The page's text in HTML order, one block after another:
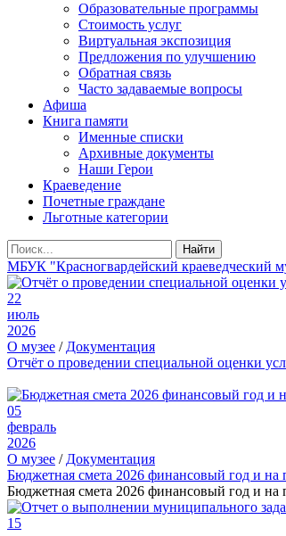
Образовательные программы
Стоимость услуг
Виртуальная экспозиция
Предложения по улучшению
Обратная связь
Часто задаваемые вопросы
Афиша
Книга памяти
Именные списки
Архивные документы
Наши Герои
Краеведение
Почетные граждане
Льготные категории
Найти
МБУК "Красногвардейский краеведческий
22
июль
2026
О музее / Документация
Отчёт о проведении специальной оценки
05
февраль
2026
О музее / Документация
Бюджетная смета 2026 финансовый год и на
Бюджетная смета 2026 финансовый год и на
15